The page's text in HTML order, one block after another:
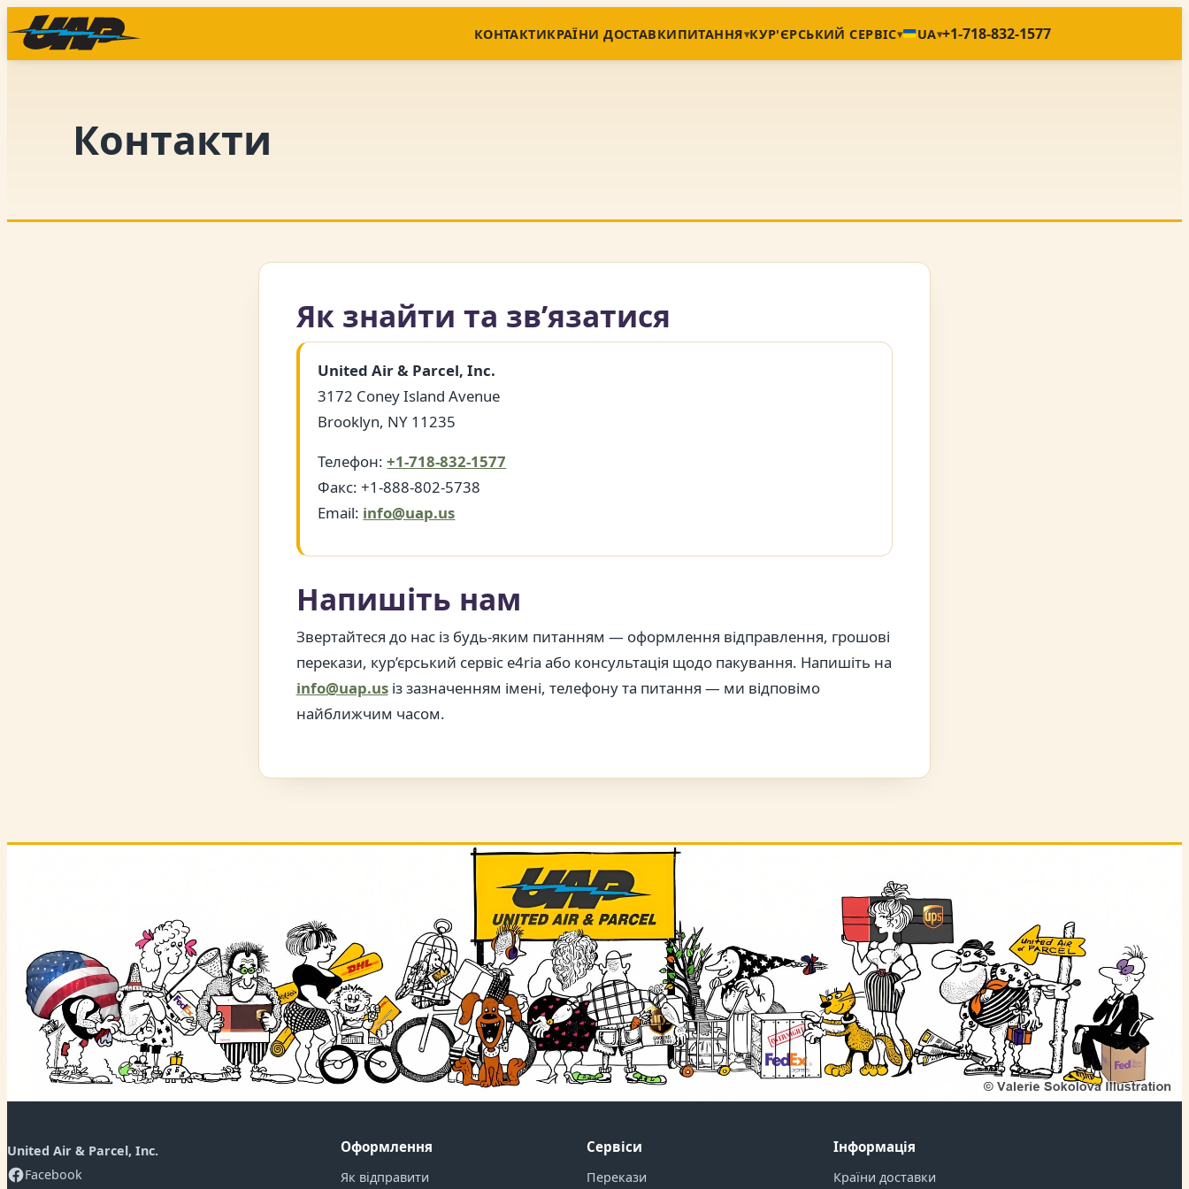
Skip
to
content
КОНТАКТИКРАЇНИ ДОСТАВКИПИТАННЯ КУР'ЄРСЬКИЙ СЕРВІС UA▾+1-718-832-1577
Контакти
Як знайти та зв’язатися
United Air & Parcel, Inc.
3172 Coney Island Avenue
Brooklyn, NY 11235
Телефон:+1-718-832-1577
Факс: +1-888-802-5738
Email: info@uap.us
Напишіть нам
Звертайтеся до нас із будь-яким питанням — оформлення відправлення, грошові
перекази, кур’єрський сервіс e4ria або консультація щодо пакування. Напишіть на
info@uap.usіз зазначенням імені, телефону та питання — ми відповімо
найближчим часом.
United Air & Parcel, Inc.
Facebook
Оформлення
Як відправити
Сервіси
Перекази
Інформація
Країни доставки